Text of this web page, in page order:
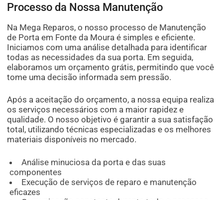
Processo da Nossa Manutenção
Na Mega Reparos, o nosso processo de Manutenção
de Porta em Fonte da Moura é simples e eficiente.
Iniciamos com uma análise detalhada para identificar
todas as necessidades da sua porta. Em seguida,
elaboramos um orçamento grátis, permitindo que você
tome uma decisão informada sem pressão.
Após a aceitação do orçamento, a nossa equipa realiza
os serviços necessários com a maior rapidez e
qualidade. O nosso objetivo é garantir a sua satisfação
total, utilizando técnicas especializadas e os melhores
materiais disponíveis no mercado.
Análise minuciosa da porta e das suas
componentes
Execução de serviços de reparo e manutenção
eficazes